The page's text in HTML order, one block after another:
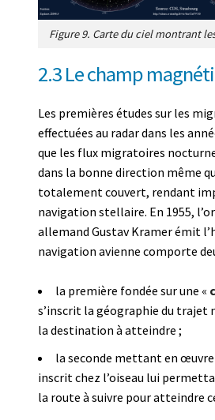
2.3 Le champ
Les premières études sur les
effectuées au radar dans les
que les flux migratoires
dans la bonne direction même
totalement couvert, rendant
navigation stellaire. En 1955,
allemand Gustav Kramer émit
navigation avienne comporte
la première fondée sur une «
s’inscrit la géographie du trajet
la destination à atteindre ;
la seconde mettant en œuvre
inscrit chez l’oiseau lui
la route à suivre pour atteindre